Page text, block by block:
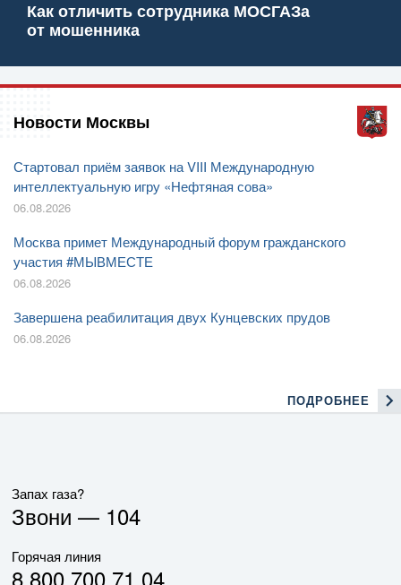
Как отличить сотрудника МОСГАЗа
от мошенника
Новости Москвы
Стартовал приём заявок на VIII Международную
интеллектуальную игру «Нефтяная сова»
06.08.2026
Москва примет Международный форум гражданского
участия #МЫВМЕСТЕ
06.08.2026
Завершена реабилитация двух Кунцевских прудов
06.08.2026
ПОДРОБНЕЕ
Запах газа?
Звони — 104
Горячая линия
8 800 700 71 04